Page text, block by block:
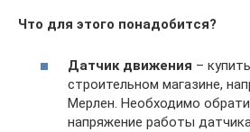
Что для этого понадобится?
Датчик движения –
строительном магазине,
Мерлен. Необходимо
напряжение работы